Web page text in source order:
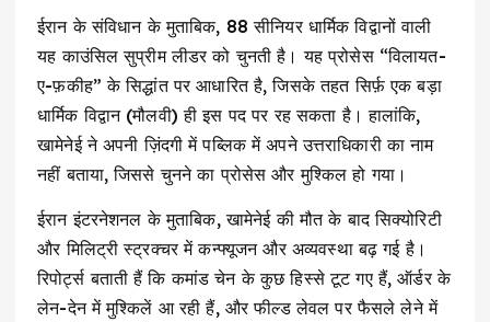
ईरान के संविधान के मुताबिक, 88 सीनियर धार्मिक विद्वानों वाली
यह काउंसिल सुप्रीम लीडर को चुनती है। यह प्रोसेस “विलायत-
ए-फ़कीह” के सिद्धांत पर आधारित है, जिसके तहत सिर्फ़ एक बड़ा
धार्मिक विद्वान (मौलवी) ही इस पद पर रह सकता है। हालांकि,
खामेनेई ने अपनी ज़िंदगी में पब्लिक में अपने उत्तराधिकारी का नाम
नहीं बताया, जिससे चुनने का प्रोसेस और मुश्किल हो गया।
ईरान इंटरनेशनल के मुताबिक, खामेनेई की मौत के बाद सिक्योरिटी
और मिलिट्री स्ट्रक्चर में कन्फ्यूजन और अव्यवस्था बढ़ गई है।
रिपोर्ट्स बताती हैं कि कमांड चेन के कुछ हिस्से टूट गए हैं, ऑर्डर के
लेन-देन में मुश्किलें आ रही हैं, और फील्ड लेवल पर फैसले लेने में